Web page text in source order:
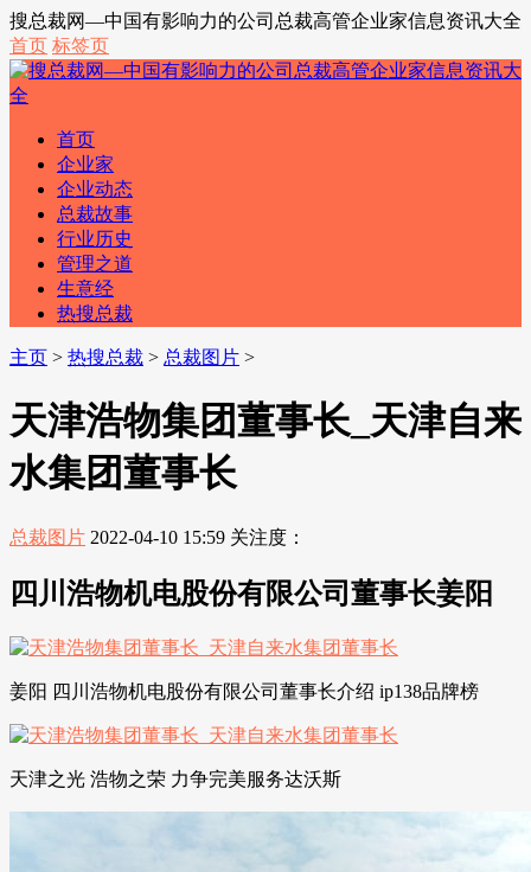
搜总裁网—中国有影响力的公司总裁高管企业家信息资讯大全
首页 标签页
首页
企业家
企业动态
总裁故事
行业历史
管理之道
生意经
热搜总裁
主页 > 热搜总裁 > 总裁图片 >
天津浩物集团董事长_天津自来
水集团董事长
总裁图片 2022-04-10 15:59 关注度：
四川浩物机电股份有限公司董事长姜阳
姜阳 四川浩物机电股份有限公司董事长介绍 ip138品牌榜
天津之光 浩物之荣 力争完美服务达沃斯